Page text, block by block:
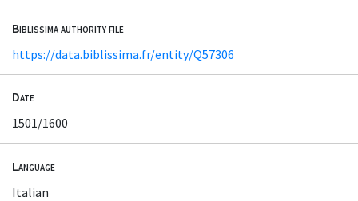
Biblissima authority file
https://data.biblissima.fr/entity/Q57306
Date
1501/1600
Language
Italian